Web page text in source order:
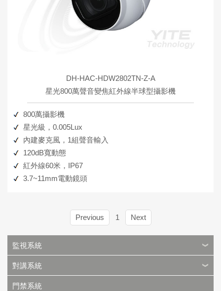
DH-HAC-HDW2802TN-Z-A
星光800萬聲音變焦紅外線半球型攝影機
800萬攝影機
星光級，0.005Lux
內建麥克風，1組聲音輸入
120dB寬動態
紅外線60米，IP67
3.7~11mm電動鏡頭
Previous 1 Next
監視系統
對講系統
門禁系統